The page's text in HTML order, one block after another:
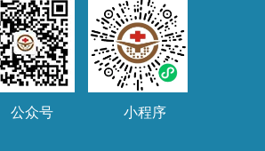
公众号 小程序